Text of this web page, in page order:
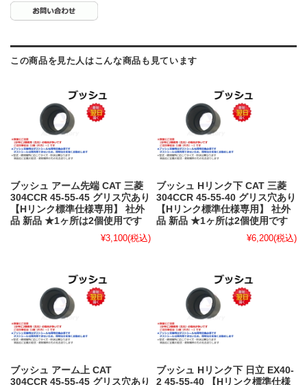
この商品を見た人はこんな商品も見ています
ブッシュ アーム先端 CAT 三菱
304CCR 45-55-45 グリス穴あり
【Hリンク標準仕様専用】 社外
品 新品 ★1ヶ所は2個使用です
¥3,100(税込)
ブッシュ Hリンク下 CAT 三菱
304CCR 45-55-40 グリス穴あり
【Hリンク標準仕様専用】 社外
品 新品 ★1ヶ所は2個使用です
¥6,200(税込)
ブッシュ アーム上 CAT
304CCR 45-55-45 グリス穴あり
ブッシュ Hリンク下 日立 EX40-
2 45-55-40 【Hリンク標準仕様